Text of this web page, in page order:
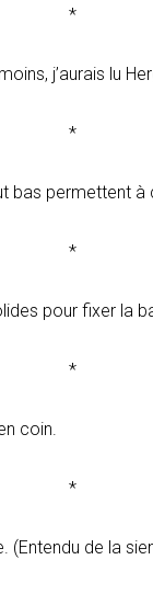
*
j’aurais lu
*
bas permettent
*
pour fixer la
*
coin.
*
(Entendu de la